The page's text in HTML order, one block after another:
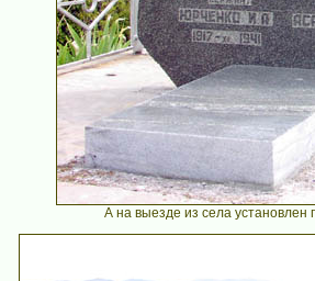
А на выезде из села